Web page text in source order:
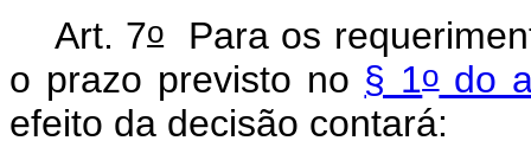
Art. 7oPara os
o prazo previsto no § 1odo
efeito da decisão contará: